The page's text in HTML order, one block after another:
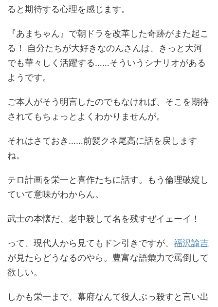
ると期待する心理を感じます。
『あまちゃん』で朝ドラを改革した奇跡がまた起こ
る！ 自分たちが大好きなのんさんは、きっと大河
でも華々しく活躍する……そういうシナリオがある
ようです。
ご本人がそう明言したのでもなければ、そこを期待
されてもちょっとよくわかりませんが。
それはさておき……前髪クネ尾高に話を戻します
ね。
テロ計画を栄一と喜作たちに話す。もう倫理破綻し
ていて意味がわからん。
武士の本懐だ、老中殺して名を残すぜイェーイ！
って、現代人から見てもドン引きですが、 福沢諭吉
が見たらどうなるのやら。豊富な語彙力で罵倒して
欲しい。
しかも栄一まで、幕府なんて役人ぶっ殺すと言い出